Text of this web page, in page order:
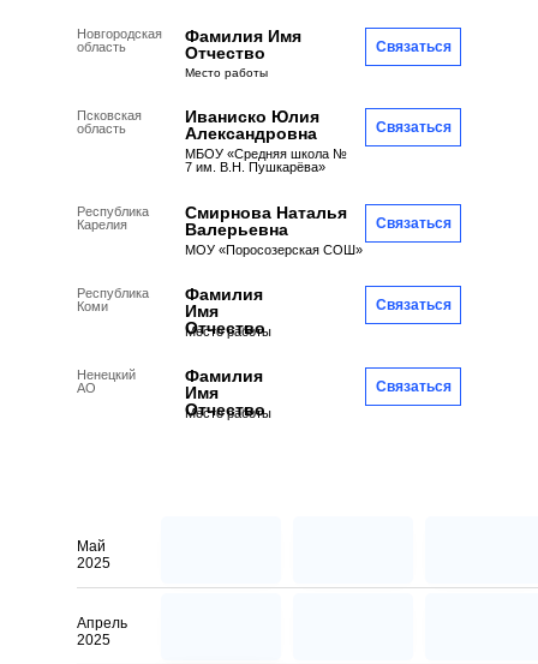
Новгородская
область
Место работы
Фамилия Имя
Отчество
Связаться
Республика
Карелия
МОУ «Поросозерская СОШ»
Смирнова Наталья
Валерьевна
Связаться
Ненецкий
АО
Место работы
Фамилия
Имя
Отчество
Связаться
Республика
Коми
Место работы
Фамилия
Имя
Отчество
Связаться
Псковская
область
Иваниско Юлия
Александровна
МБОУ «Средняя школа №
7 им. В.Н. Пушкарёва»
Связаться
Май
2025
Апрель
2025